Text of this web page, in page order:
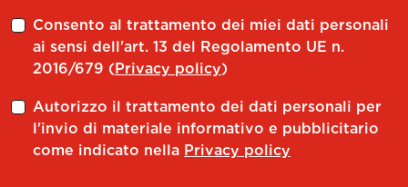
Consento al trattamento dei miei dati personali
ai sensi dell'art. 13 del Regolamento UE n.
2016/679 (Privacy policy)
Autorizzo il trattamento dei dati personali per
l'invio di materiale informativo e pubblicitario
come indicato nella Privacy policy